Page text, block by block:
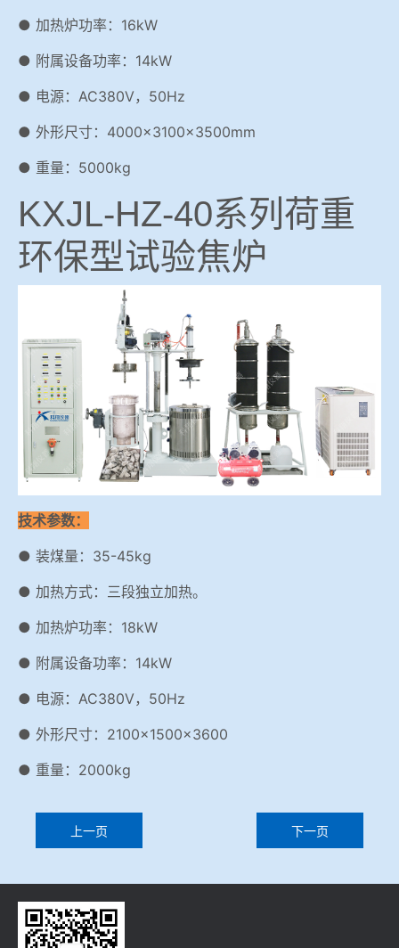
● 加热炉功率：16kW
● 附属设备功率：14kW
● 电源：AC380V，50Hz
● 外形尺寸：4000×3100×3500mm
● 重量：5000kg
KXJL-HZ-40系列荷重
环保型试验焦炉
技术参数：
● 装煤量：35-45kg
● 加热方式：三段独立加热。
● 加热炉功率：18kW
● 附属设备功率：14kW
● 电源：AC380V，50Hz
● 外形尺寸：2100×1500×3600
● 重量：2000kg
上一页 下一页